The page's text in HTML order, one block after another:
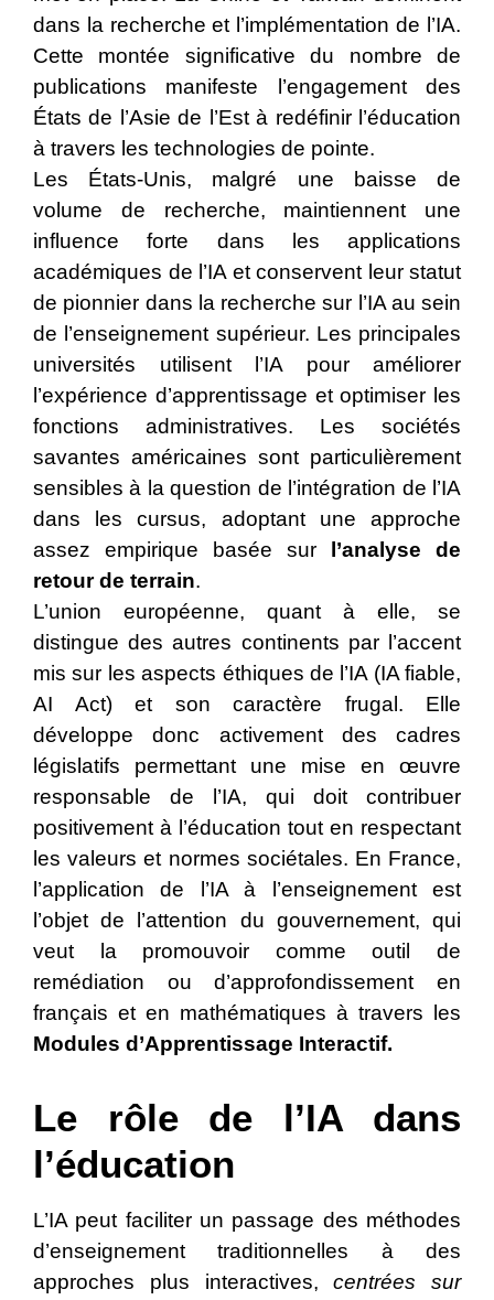
dans la recherche et l’implémentation de l’IA.
Cette montée significative du nombre de
publications manifeste l’engagement des
États de l’Asie de l’Est à redéfinir l’éducation
à travers les technologies de pointe.
Les États-Unis, malgré une baisse de
volume de recherche, maintiennent une
influence forte dans les applications
académiques de l’IA et conservent leur statut
de pionnier dans la recherche sur l’IA au sein
de l’enseignement supérieur. Les principales
universités utilisent l’IA pour améliorer
l’expérience d’apprentissage et optimiser les
fonctions administratives. Les sociétés
savantes américaines sont particulièrement
sensibles à la question de l’intégration de l’IA
dans les cursus, adoptant une approche
assez empirique basée sur
l’analyse de
retour de terrain.
L’union européenne, quant à elle, se
distingue des autres continents par l’accent
mis sur les aspects éthiques de l’IA (IA fiable,
AI Act) et son caractère frugal. Elle
développe donc activement des cadres
législatifs permettant une mise en œuvre
responsable de l’IA, qui doit contribuer
positivement à l’éducation tout en respectant
les valeurs et normes sociétales. En France,
l’application de l’IA à l’enseignement est
l’objet de l’attention du gouvernement, qui
veut la promouvoir comme outil de
remédiation ou d’approfondissement en
français et en mathématiques à travers les
Modules d’Apprentissage Interactif.
Le rôle de l’IA dans
l’éducation
L’IA peut faciliter un passage des méthodes
d’enseignement traditionnelles à des
approches plus interactives,centrées sur